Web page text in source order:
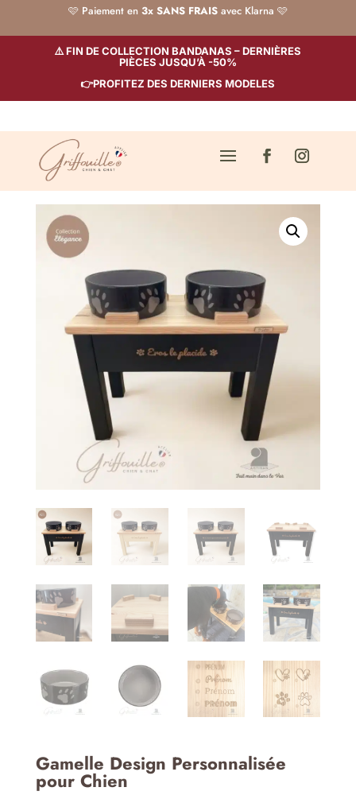
🩷 Paiement en 3x SANS FRAISavec Klarna 🩷
⚠️ FIN DE COLLECTION BANDANAS – DERNIÈRES
PIÈCES JUSQU’À -50%
👉PROFITEZ DES DERNIERS MODELES
Gamelle Design Personnalisée
pour Chien